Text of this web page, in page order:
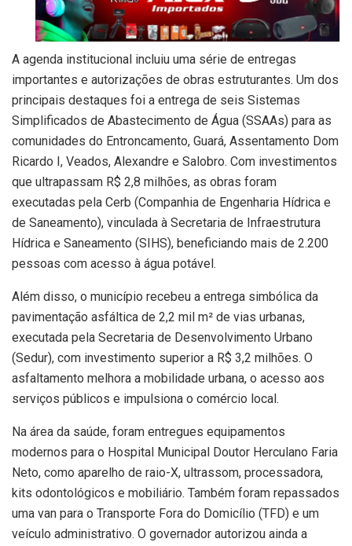
A agenda institucional incluiu uma série de entregas
importantes e autorizações de obras estruturantes. Um dos
principais destaques foi a entrega de seis Sistemas
Simplificados de Abastecimento de Água (SSAAs) para as
comunidades do Entroncamento, Guará, Assentamento Dom
Ricardo I, Veados, Alexandre e Salobro. Com investimentos
que ultrapassam R$ 2,8 milhões, as obras foram
executadas pela Cerb (Companhia de Engenharia Hídrica e
de Saneamento), vinculada à Secretaria de Infraestrutura
Hídrica e Saneamento (SIHS), beneficiando mais de 2.200
pessoas com acesso à água potável.
Além disso, o município recebeu a entrega simbólica da
pavimentação asfáltica de 2,2 mil m² de vias urbanas,
executada pela Secretaria de Desenvolvimento Urbano
(Sedur), com investimento superior a R$ 3,2 milhões. O
asfaltamento melhora a mobilidade urbana, o acesso aos
serviços públicos e impulsiona o comércio local.
Na área da saúde, foram entregues equipamentos
modernos para o Hospital Municipal Doutor Herculano Faria
Neto, como aparelho de raio-X, ultrassom, processadora,
kits odontológicos e mobiliário. Também foram repassados
uma van para o Transporte Fora do Domicílio (TFD) e um
veículo administrativo. O governador autorizou ainda a